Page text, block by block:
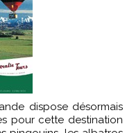
pour cette destination